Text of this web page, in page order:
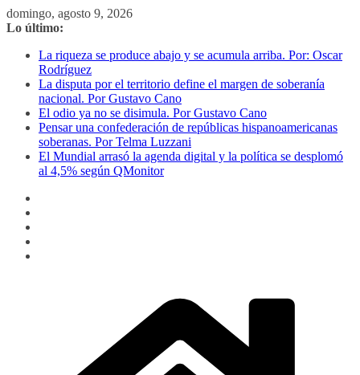
Saltar
al
domingo, agosto 9, 2026
Lo último:
La riqueza se produce abajo y se acumula arriba. Por: Oscar
Rodríguez
La disputa por el territorio define el margen de soberanía
nacional. Por Gustavo Cano
El odio ya no se disimula. Por Gustavo Cano
Pensar una confederación de repúblicas hispanoamericanas
soberanas. Por Telma Luzzani
El Mundial arrasó la agenda digital y la política se desplomó
al 4,5% según QMonitor